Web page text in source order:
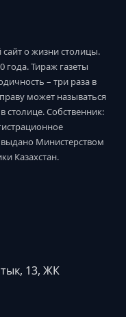
о жизни столицы.
года. Тираж газеты
– три раза в
может называться
столице. Собственник:
выдано Министерством
Казахстан.
13, ЖК